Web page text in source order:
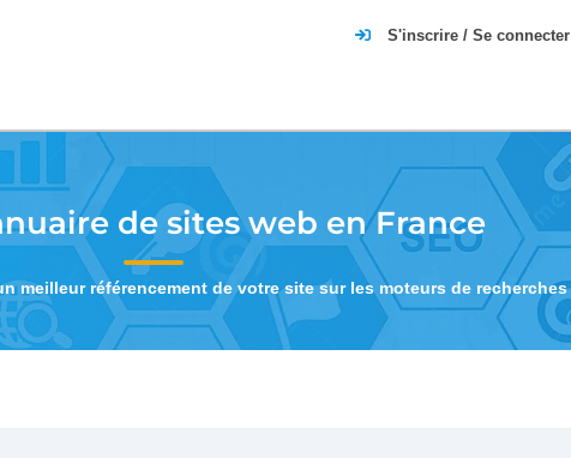
S'inscrire / Se connecter
de sites web en France
meilleur référencement de votre site sur les moteurs de recherches